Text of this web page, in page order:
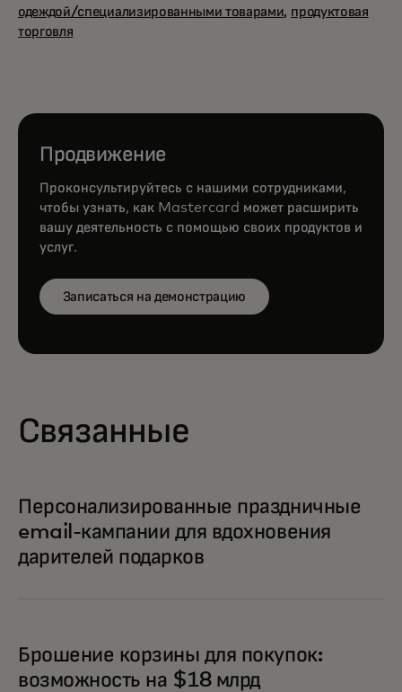
одеждой/специализированными товарами, продуктовая
торговля
Продвижение
Проконсультируйтесь с нашими сотрудниками,
чтобы узнать, как Mastercard может расширить
вашу деятельность с помощью своих продуктов и
услуг.
Записаться на демонстрацию
Связанные
Персонализированные праздничные
email-кампании для вдохновения
дарителей подарков
Брошение корзины для покупок:
возможность на $18 млрд